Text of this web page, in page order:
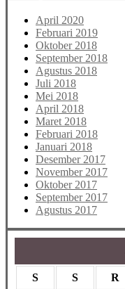
April 2020
Februari 2019
Oktober 2018
September 2018
Agustus 2018
Juli 2018
Mei 2018
April 2018
Maret 2018
Februari 2018
Januari 2018
Desember 2017
November 2017
Oktober 2017
September 2017
Agustus 2017
S S R